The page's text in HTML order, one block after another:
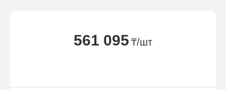
561 095 ₸/шт